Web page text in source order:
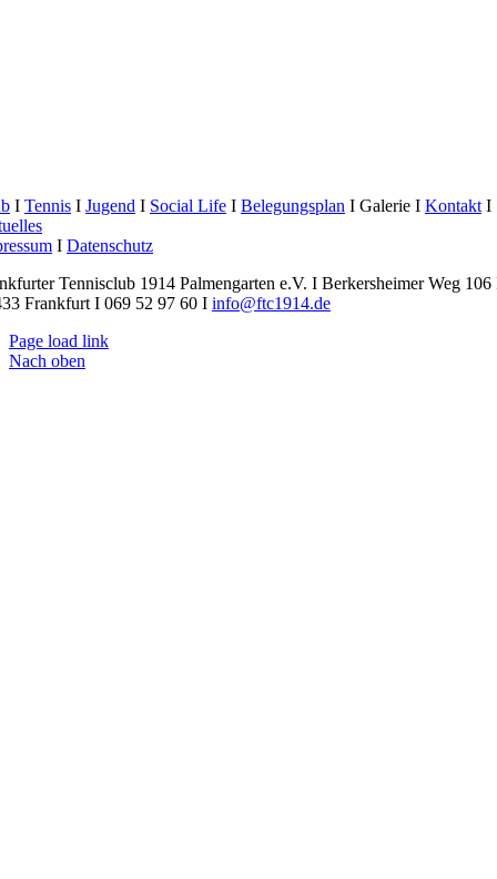
I Tennis I Jugend I Social Life I Belegungsplan I Galerie I Kontakt I
I Datenschutz
Tennisclub 1914 Palmengarten e.V. I Berkersheimer Weg 106
Frankfurt I 069 52 97 60 I info@ftc1914.de
Page load link
Nach oben